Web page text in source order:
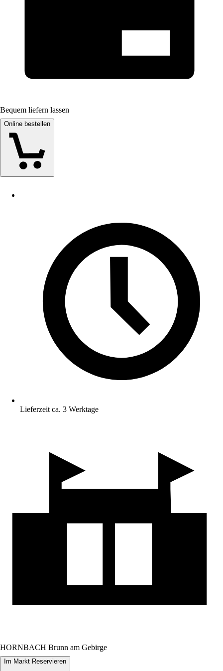
Bequem liefern lassen
Online bestellen
Lieferzeit ca. 3 Werktage
HORNBACH Brunn am Gebirge
Im Markt Reservieren